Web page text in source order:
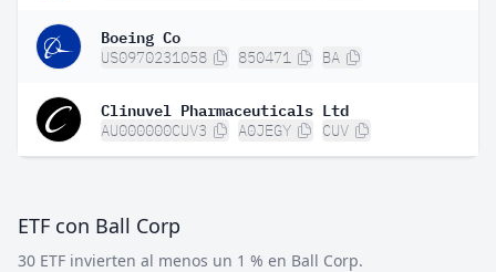
Boeing Co
US0970231058 850471 BA
Clinuvel Pharmaceuticals Ltd
AU000000CUV3 A0JEGY CUV
ETF con Ball Corp
30 ETF invierten al menos un 1 % en Ball Corp.